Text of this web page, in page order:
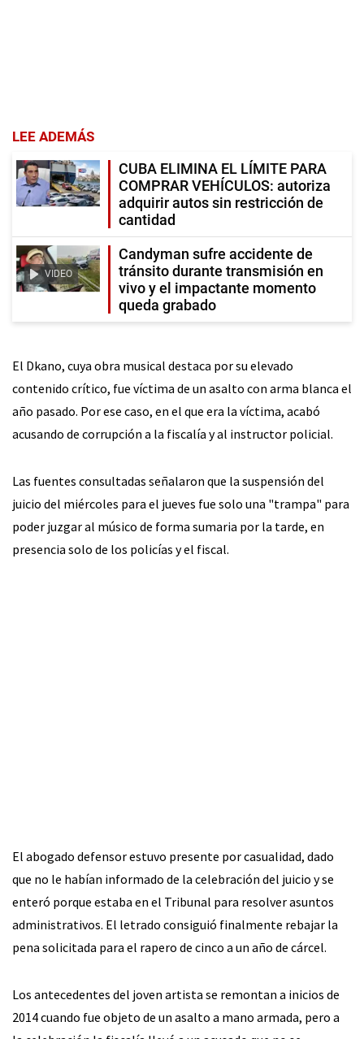
LEE ADEMÁS
CUBA ELIMINA EL LÍMITE PARA
COMPRAR VEHÍCULOS: autoriza
adquirir autos sin restricción de
cantidad
VIDEO
Candyman sufre accidente de
tránsito durante transmisión en
vivo y el impactante momento
queda grabado
El Dkano, cuya obra musical destaca por su elevado
contenido crítico, fue víctima de un asalto con arma blanca el
año pasado. Por ese caso, en el que era la víctima, acabó
acusando de corrupción a la fiscalía y al instructor policial.
Las fuentes consultadas señalaron que la suspensión del
juicio del miércoles para el jueves fue solo una "trampa" para
poder juzgar al músico de forma sumaria por la tarde, en
presencia solo de los policías y el fiscal.
El abogado defensor estuvo presente por casualidad, dado
que no le habían informado de la celebración del juicio y se
enteró porque estaba en el Tribunal para resolver asuntos
administrativos. El letrado consiguió finalmente rebajar la
pena solicitada para el rapero de cinco a un año de cárcel.
Los antecedentes del joven artista se remontan a inicios de
2014 cuando fue objeto de un asalto a mano armada, pero a